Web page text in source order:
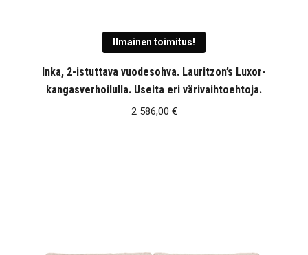
Ilmainen toimitus!
Inka, 2-istuttava vuodesohva. Lauritzon’s Luxor-
kangasverhoilulla. Useita eri värivaihtoehtoja.
2 586,00 €